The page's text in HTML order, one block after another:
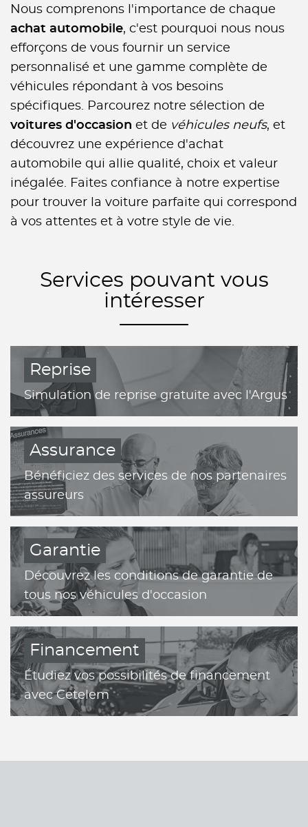
Nous comprenons l'importance de chaque
achat automobile, c'est pourquoi nous nous
efforçons de vous fournir un service
personnalisé et une gamme complète de
véhicules répondant à vos besoins
spécifiques. Parcourez notre sélection de
voitures d'occasion et de véhicules neufs, et
découvrez une expérience d'achat
automobile qui allie qualité, choix et valeur
inégalée. Faites confiance à notre expertise
pour trouver la voiture parfaite qui correspond
à vos attentes et à votre style de vie.
Services pouvant vous
intéresser
Reprise
Simulation de reprise gratuite avec l'Argus
Assurance
Bénéficiez des services de nos partenaires
assureurs
Garantie
Découvrez les conditions de garantie de
tous nos véhicules d'occasion
Financement
Étudiez vos possibilités de financement
avec Cetelem